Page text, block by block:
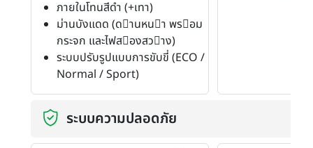
ภายในโทนสีดำ (+เทา)
ม่านบังแดด (ดานหนา พรอม
กระจก และไฟสองสวาง)
ระบบปรับรูปแบบการขับขี่ (ECO /
Normal / Sport)
ระบบความปลอดภัย